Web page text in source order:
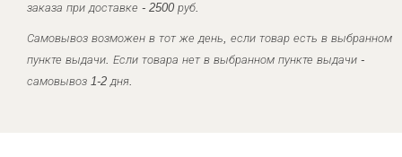
заказа при доставке - 2500 руб.
Самовывоз возможен в тот же день, если товар есть в выбранном
пункте выдачи. Если товара нет в выбранном пункте выдачи -
самовывоз 1-2 дня.